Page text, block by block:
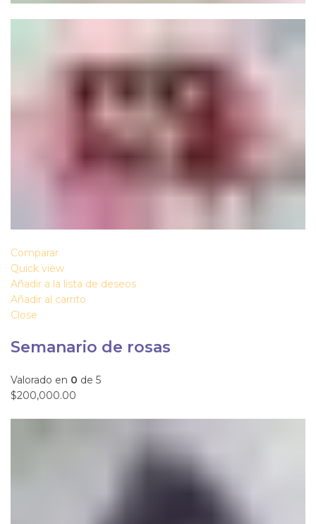
Comparar
Quick view
Añadir a la lista de deseos
Añadir al carrito
Close
Semanario de rosas
Valorado en 0 de 5
$200,000.00